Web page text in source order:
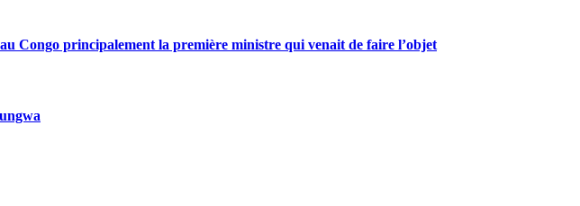
Congo principalement la première ministre qui venait de faire l’objet